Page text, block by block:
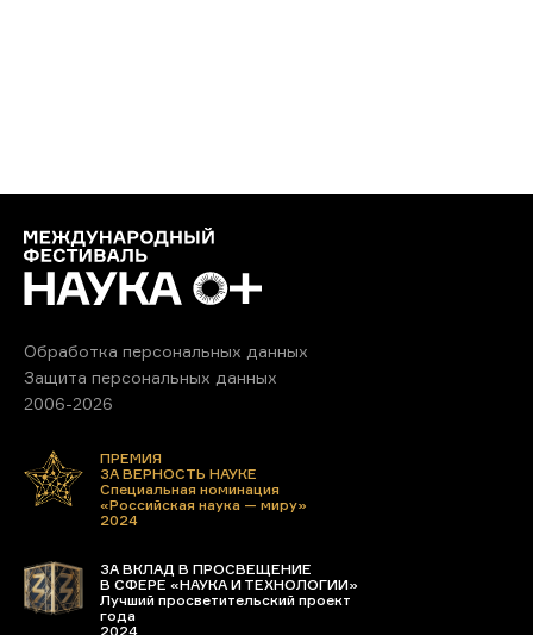
Обработка персональных данных
Защита персональных данных
2006-2026
ПРЕМИЯ
ЗА ВЕРНОСТЬ НАУКЕ
Специальная номинация
«Российская наука — миру»
2024
ЗА ВКЛАД В ПРОСВЕЩЕНИЕ
В СФЕРЕ «НАУКА И ТЕХНОЛОГИИ»
Лучший просветительский проект
года
2024